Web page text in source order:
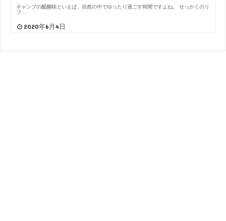
キャンプの醍醐味といえば、自然の中でゆったり過ごす時間ですよね。 せっかくのリ
フ…
2020年6月4日